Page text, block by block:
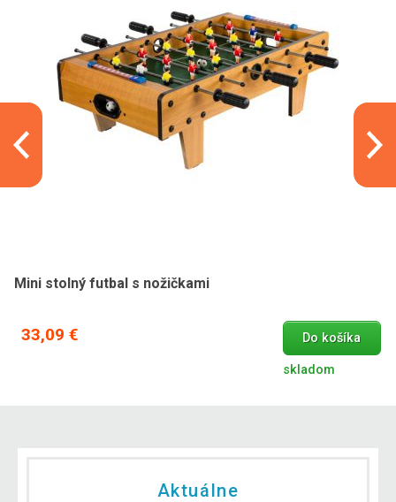
Mini stolný futbal s nožičkami
33,09 € Do košíka
skladom
Aktuálne